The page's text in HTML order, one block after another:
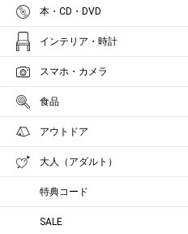
本・CD・DVD
インテリア・時計
スマホ・カメラ
食品
アウトドア
大人（アダルト）
特典コード
SALE